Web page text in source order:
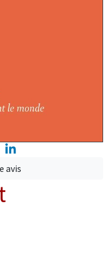
Pinterest
Linkedin
avis